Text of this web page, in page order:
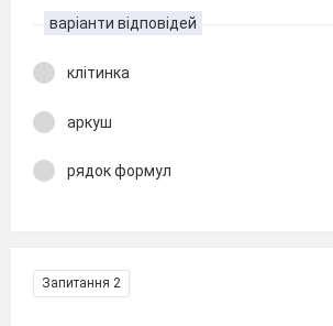
варіанти відповідей
клітинка
аркуш
рядок формул
Запитання 2